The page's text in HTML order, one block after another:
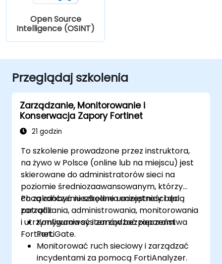
Open Source
Intelligence (OSINT)
Przeglądaj szkolenia
Zarządzanie, Monitorowanie i
Konserwacja Zapory Fortinet
21 godzin
To szkolenie prowadzone przez instruktora,
na żywo w Polsce (online lub na miejscu) jest
skierowane do administratorów sieci na
poziomie średniozaawansowanym, którzy
chcą zdobyć niezbędne umiejętności do
zarządzania, administrowania, monitorowania
i utrzymywania systemów bezpieczeństwa
Fortinet.
Po zakończeniu szkolenia uczestnicy będą
potrafili:
Konfigurować i zarządzać zaporami
FortiGate.
Monitorować ruch sieciowy i zarządzać
incydentami za pomocą FortiAnalyzer.